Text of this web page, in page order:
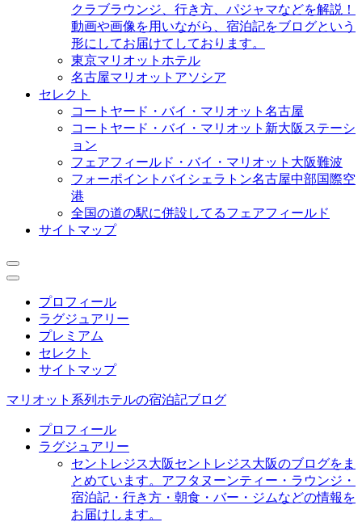
クラブラウンジ、行き方、パジャマなどを解説！
動画や画像を用いながら、宿泊記をブログという
形にしてお届けてしております。
東京マリオットホテル
名古屋マリオットアソシア
セレクト
コートヤード・バイ・マリオット名古屋
コートヤード・バイ・マリオット新大阪ステーシ
ョン
フェアフィールド・バイ・マリオット大阪難波
フォーポイントバイシェラトン名古屋中部国際空
港
全国の道の駅に併設してるフェアフィールド
サイトマップ
プロフィール
ラグジュアリー
プレミアム
セレクト
サイトマップ
マリオット系列ホテルの宿泊記ブログ
プロフィール
ラグジュアリー
セントレジス大阪セントレジス大阪のブログをま
とめています。アフタヌーンティー・ラウンジ・
宿泊記・行き方・朝食・バー・ジムなどの情報を
お届けします。